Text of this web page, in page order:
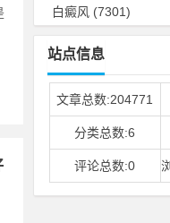
白癜风 (7301)
站点信息
文章总数:204771
分类总数:6
评论总数:0